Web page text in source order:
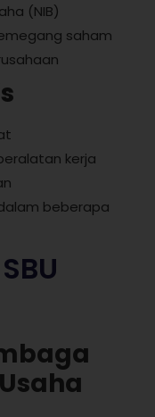
(NIB)
saham
kerja
beberapa